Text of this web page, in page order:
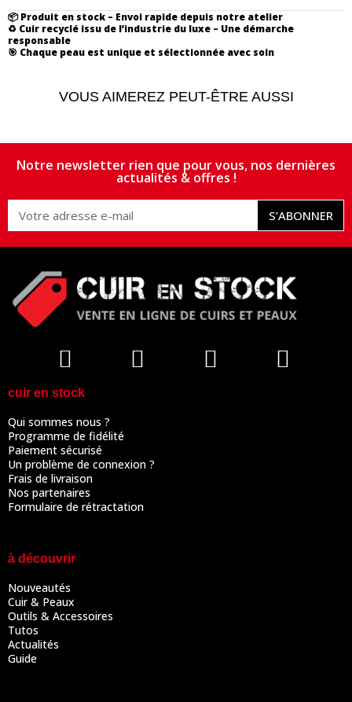
📦Produit en stock – Envoi rapide depuis notre atelier
♻️ Cuir recyclé issu de l’industrie du luxe – Une démarche
responsable
🎯 Chaque peau est unique et sélectionnée avec soin
VOUS AIMEREZ PEUT-ÊTRE AUSSI
Notre newsletter rien que pour vous, nos dernières
actualités & offres !
S’ABONNER
cuir en stock
Qui sommes nous ?
Programme de fidélité
Paiement sécurisé
Un problème de connexion ?
Frais de livraison
Nos partenaires
Formulaire de rétractation
à découvrir
Nouveautés
Cuir & Peaux
Outils & Accessoires
Tutos
Actualités
Guide